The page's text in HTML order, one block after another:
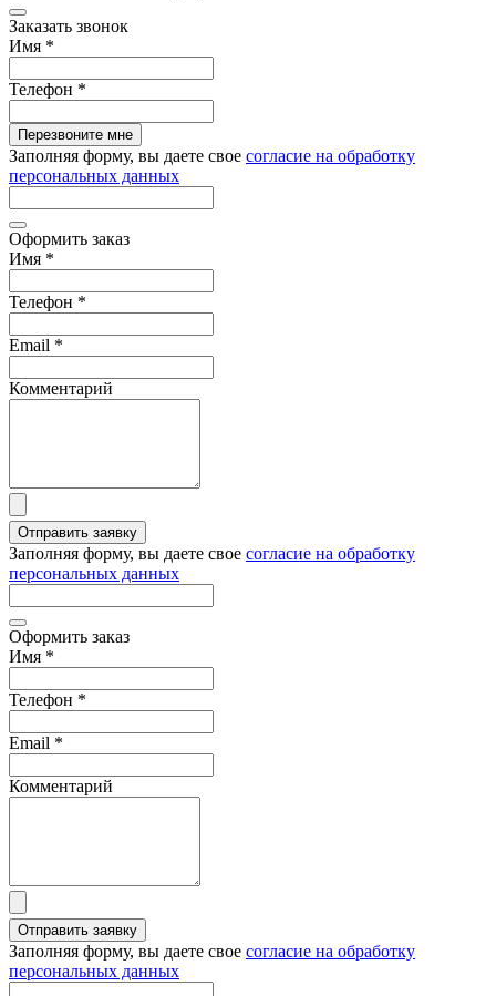
Заказать звонок
Имя *
Телефон *
Перезвоните мне
Заполняя форму, вы даете свое согласие на обработку
персональных данных
Оформить заказ
Имя *
Телефон *
Email *
Комментарий
Отправить заявку
Заполняя форму, вы даете свое согласие на обработку
персональных данных
Оформить заказ
Имя *
Телефон *
Email *
Комментарий
Отправить заявку
Заполняя форму, вы даете свое согласие на обработку
персональных данных